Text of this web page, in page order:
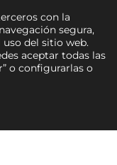
con la
segura,
del sitio web.
aceptar todas las
o configurarlas o